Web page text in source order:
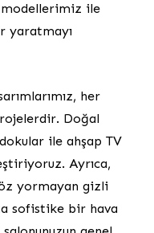
modellerimiz ile
yaratmayı
her
Doğal
ile ahşap TV
Ayrıca,
yormayan gizli
sofistike bir hava